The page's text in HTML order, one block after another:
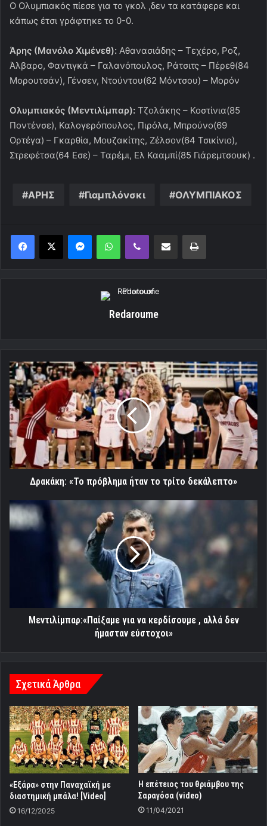
Ο Ολυμπιακός πίεσε για το γκολ ,δεν τα κατάφερε και
κάπως έτσι γράφτηκε το 0-0.
Άρης (Μανόλο Χιμένεθ): Αθανασιάδης – Τεχέρο, Ροζ,
Άλβαρο, Φαντιγκά – Γαλανόπουλος, Ράτσιτς – Πέρεθ(84
Μορουτσάν), Γένσεν, Ντούντου(62 Μόντσου) – Μορόν
Ολυμπιακός (Μεντιλίμπαρ): Τζολάκης – Κοστίνια(85
Ποντένσε), Καλογερόπουλος, Πιρόλα, Μπρούνο(69
Ορτέγα) – Γκαρθία, Μουζακίτης, Ζέλσον(64 Τσικίνιο),
Στρεφέτσα(64 Εσε) – Ταρέμι, Ελ Κααμπί(85 Γιάρεμτσουκ) .
ΑΡΗΣ Γιαμπλόνσκι ΟΛΥΜΠΙΑΚΟΣ
MessengerWhatsAppViber Κοινοποίηση μέσω ηλεκτρονικού ταχυδρομείουΕκτύπωση
Redaroume
Δρακάκη:
«Το
πρόβλημα
ήταν
το
τρίτο
δεκάλεπτο»
Δρακάκη: «Το πρόβλημα ήταν το τρίτο δεκάλεπτο»
Μεντιλίμπαρ:«Παίξαμε
για
να κερδίσουμε
Μεντιλίμπαρ:«Παίξαμε για να κερδίσουμε , αλλά δεν
ήμασταν εύστοχοι»
Σχετικά Άρθρα
«Εξάρα» στην Παναχαϊκή με
διαστημική μπάλα! [Video]
16/12/2025
Η επέτειος του θριάμβου της
Σαραγόσα (video)
11/04/2021